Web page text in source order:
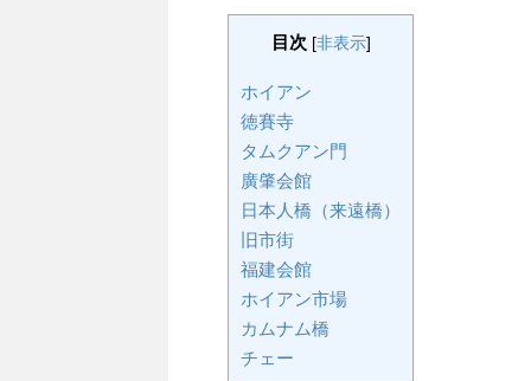
目次 [非表示]
ホイアン
徳賽寺
タムクアン門
廣肇会館
日本人橋（来遠橋）
旧市街
福建会館
ホイアン市場
カムナム橋
チェー